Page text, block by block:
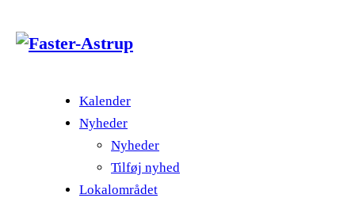
Kalender
Nyheder
Nyheder
Tilføj nyhed
Lokalområdet